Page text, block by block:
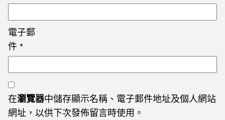
電子郵
件 *
在瀏覽器中儲存顯示名稱、電子郵件地址及個人網站
網址，以供下次發佈留言時使用。